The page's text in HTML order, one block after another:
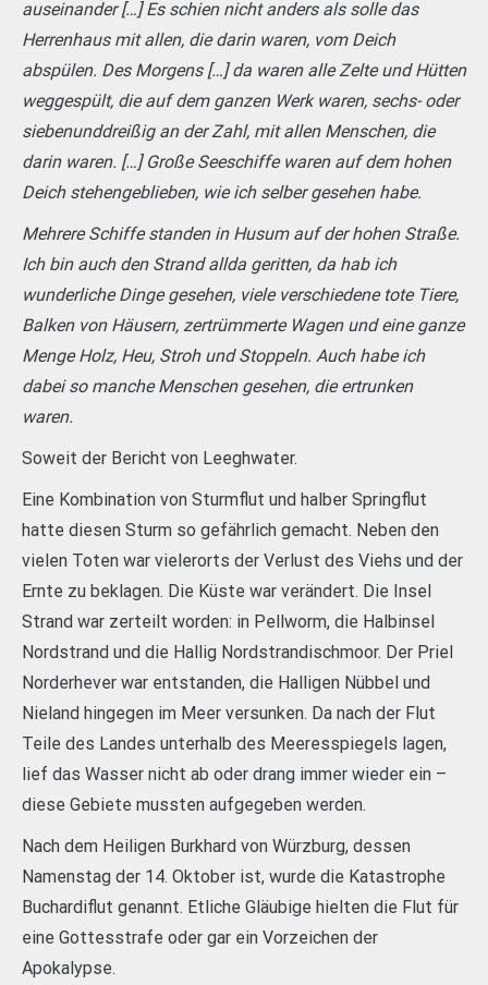
auseinander […] Es schien nicht anders als solle das
Herrenhaus mit allen, die darin waren, vom Deich
abspülen. Des Morgens […] da waren alle Zelte und Hütten
weggespült, die auf dem ganzen Werk waren, sechs- oder
siebenunddreißig an der Zahl, mit allen Menschen, die
darin waren. […] Große Seeschiffe waren auf dem hohen
Deich stehengeblieben, wie ich selber gesehen habe.
Mehrere Schiffe standen in Husum auf der hohen Straße.
Ich bin auch den Strand allda geritten, da hab ich
wunderliche Dinge gesehen, viele verschiedene tote Tiere,
Balken von Häusern, zertrümmerte Wagen und eine ganze
Menge Holz, Heu, Stroh und Stoppeln. Auch habe ich
dabei so manche Menschen gesehen, die ertrunken
waren.
Soweit der Bericht von Leeghwater.
Eine Kombination von Sturmflut und halber Springflut
hatte diesen Sturm so gefährlich gemacht. Neben den
vielen Toten war vielerorts der Verlust des Viehs und der
Ernte zu beklagen. Die Küste war verändert. Die Insel
Strand war zerteilt worden: in Pellworm, die Halbinsel
Nordstrand und die Hallig Nordstrandischmoor. Der Priel
Norderhever war entstanden, die Halligen Nübbel und
Nieland hingegen im Meer versunken. Da nach der Flut
Teile des Landes unterhalb des Meeresspiegels lagen,
lief das Wasser nicht ab oder drang immer wieder ein –
diese Gebiete mussten aufgegeben werden.
Nach dem Heiligen Burkhard von Würzburg, dessen
Namenstag der 14. Oktober ist, wurde die Katastrophe
Buchardiflut genannt. Etliche Gläubige hielten die Flut für
eine Gottesstrafe oder gar ein Vorzeichen der
Apokalypse.